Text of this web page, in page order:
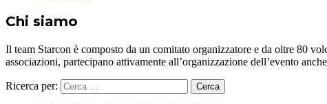
Chi siamo
Il team Starcon è composto da un comitato organizzatore e da oltre 80
associazioni, partecipano attivamente all’organizzazione dell’evento
Ricerca per: